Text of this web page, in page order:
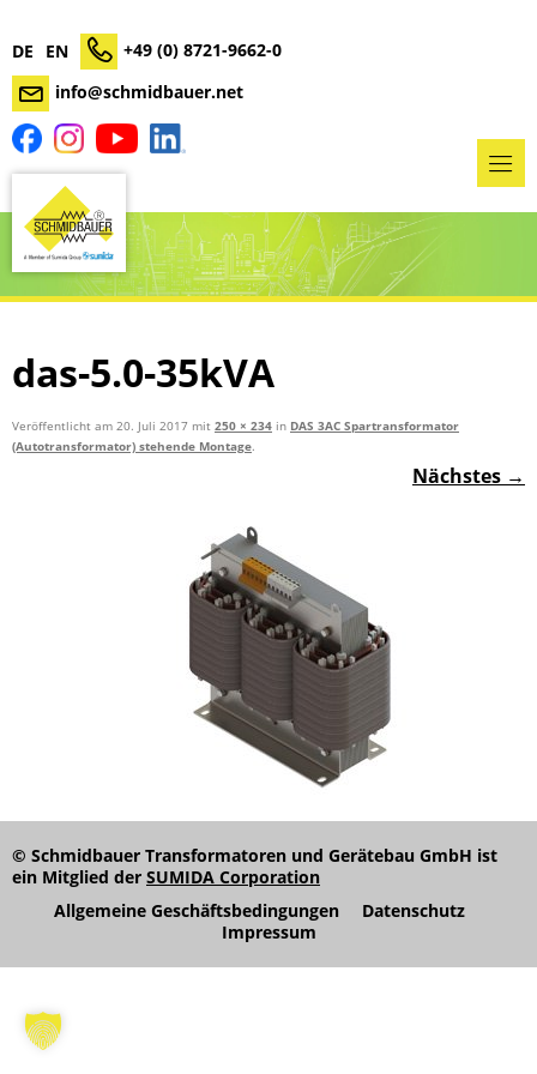
DE EN
+49 (0) 8721-9662-0
info@schmidbauer.net
das-5.0-35kVA
Veröffentlicht am 20. Juli 2017 mit 250 × 234 in DAS 3AC Spartransformator
(Autotransformator) stehende Montage.
Nächstes →
© Schmidbauer Transformatoren und Gerätebau GmbH ist
ein Mitglied der SUMIDA Corporation
Allgemeine Geschäftsbedingungen
Datenschutz
Impressum